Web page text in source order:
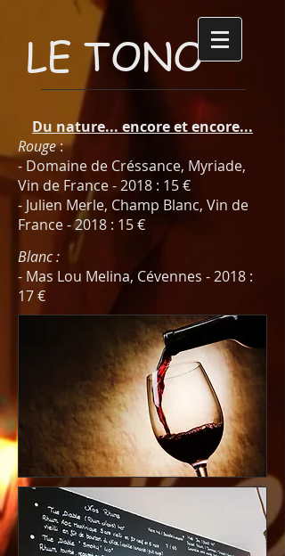
LE TONO
Du nature... encore et encore...
Rouge:
- Domaine de Créssance, Myriade,
Vin de France - 2018 : 15 €
- Julien Merle, Champ Blanc, Vin de
France - 2018 : 15 €
Blanc :
- Mas Lou Melina, Cévennes - 2018 :
17 €